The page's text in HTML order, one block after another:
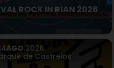
ROCK IN RIAN 2026
AGO.2026
de Castrelos